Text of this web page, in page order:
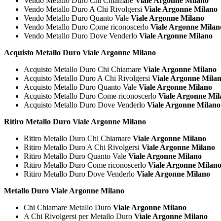
Vendo Metallo Duro A Chi Rivolgersi Viale Argonne Milano
Vendo Metallo Duro Quanto Vale Viale Argonne Milano
Vendo Metallo Duro Come riconoscerlo Viale Argonne
Vendo Metallo Duro Dove Venderlo Viale Argonne Milano
Acquisto Metallo Duro Viale Argonne Milano
Acquisto Metallo Duro Chi Chiamare Viale Argonne Milano
Acquisto Metallo Duro A Chi Rivolgersi Viale Argonne
Acquisto Metallo Duro Quanto Vale Viale Argonne Milano
Acquisto Metallo Duro Come riconoscerlo Viale Argonne
Acquisto Metallo Duro Dove Venderlo Viale Argonne Milano
Ritiro Metallo Duro Viale Argonne Milano
Ritiro Metallo Duro Chi Chiamare Viale Argonne Milano
Ritiro Metallo Duro A Chi Rivolgersi Viale Argonne Milano
Ritiro Metallo Duro Quanto Vale Viale Argonne Milano
Ritiro Metallo Duro Come riconoscerlo Viale Argonne Milano
Ritiro Metallo Duro Dove Venderlo Viale Argonne Milano
Metallo Duro Viale Argonne Milano
Chi Chiamare Metallo Duro Viale Argonne Milano
A Chi Rivolgersi per Metallo Duro Viale Argonne Milano